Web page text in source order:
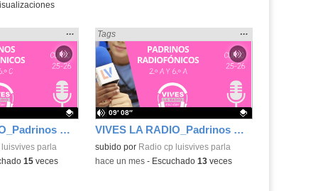
VIVES LA RADIO_Padrinos Radiofónicos 25-26_2.ºC y 6.ºC
en:
Mostrar
la
ubicación
de la
búsqueda
…
luisvives parla
15veces
VIVES LA RADIO_Padrinos Radiofónicos 25-26_2.ºA y 6.ºA
Encontrado «Cuentos» en:
Tags
Mostrar
la
ubicación
de la
búsqueda
…
Contenido educativo.
subido por Radio cp luisvives parla
09′ 08″
-hace un mes- Escuchado 13veces